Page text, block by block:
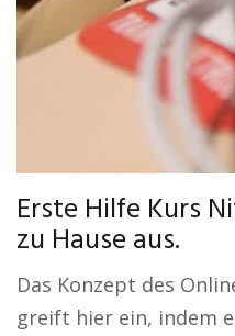
Erste Hilfe Kurs
zu Hause aus.
Das Konzept des
greift hier ein, indem